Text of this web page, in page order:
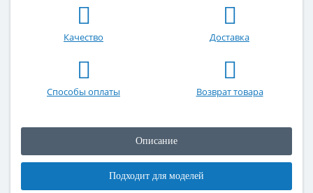
Качество Доставка
Способы оплаты Возврат товара
Описание
Подходит для моделей